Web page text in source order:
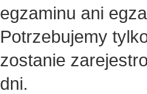
egzaminu ani
Potrzebujemy
zostanie
dni.